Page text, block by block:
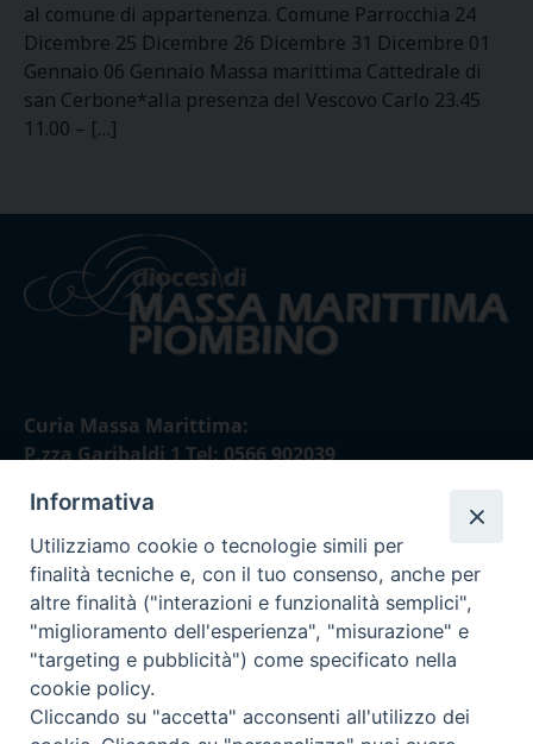
al comune di appartenenza. Comune Parrocchia 24
Dicembre 25 Dicembre 26 Dicembre 31 Dicembre 01
Gennaio 06 Gennaio Massa marittima Cattedrale di
san Cerbone*alla presenza del Vescovo Carlo 23.45
11.00 – […]
Curia Massa Marittima:
P.zza Garibaldi 1 Tel: 0566 902039
Curia Piombino:
Via Don Minzoni,58/A Tel e Fax: 0565 32036
E-mail:
curia@diocesimassamarittima.it
Informativa
Utilizziamo cookie o tecnologie simili per
finalità tecniche e, con il tuo consenso, anche per
altre finalità ("interazioni e funzionalità semplici",
"miglioramento dell'esperienza", "misurazione" e
"targeting e pubblicità") come specificato nella
cookie policy.
Cliccando su "accetta" acconsenti all'utilizzo dei